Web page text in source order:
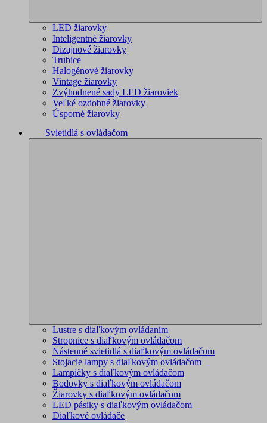
LED žiarovky
Inteligentné žiarovky
Dizajnové žiarovky
Trubice
Halogénové žiarovky
Vintage žiarovky
Zvýhodnené sady LED žiaroviek
Veľké ozdobné žiarovky
Úsporné žiarovky
Svietidlá s ovládačom
Lustre s diaľkovým ovládaním
Stropnice s diaľkovým ovládačom
Nástenné svietidlá s diaľkovým ovládačom
Stojacie lampy s diaľkovým ovládačom
Lampičky s diaľkovým ovládačom
Bodovky s diaľkovým ovládačom
Žiarovky s diaľkovým ovládačom
LED pásiky s diaľkovým ovládačom
Diaľkové ovládače